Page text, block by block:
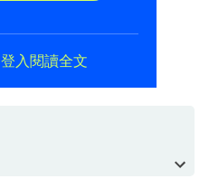
登入閱讀全文